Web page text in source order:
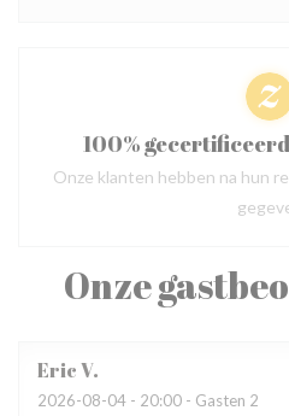
Onze
EricV
2026-08-04 - 20:00 - Gasten 2
100%
Onze klanten hebben na hun